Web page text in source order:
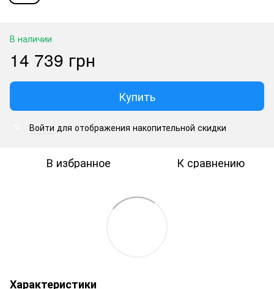
В наличии
14 739 грн
Купить
Войти для отображения накопительной скидки
В избранное К сравнению
Характеристики